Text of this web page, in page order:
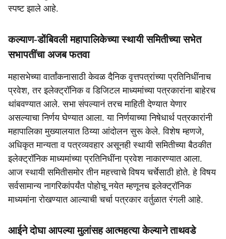
स्पष्ट झाले आहे.
कल्याण-डोंबिवली महापालिकेच्या स्थायी समितीच्या सभेत
सभापतींचा अजब फतवा
महासभेच्या वार्तांकनासाठी केवळ दैनिक वृत्तपत्रांच्या प्रतिनिधींनाच
प्रवेश, तर इलेक्ट्रॉनिक व डिजिटल माध्यमांच्या पत्रकारांना बाहेरच
थांबवण्यात आले. सभा संपल्यानं तरच माहिती देण्यात येणार
असल्याचा निर्णय घेण्यात आला. या निर्णयाच्या निषेधार्थ पत्रकारांनी
महापालिका मुख्यालयात ठिय्या आंदोलन सुरू केले. विशेष म्हणजे,
अधिकृत मान्यता व पत्रव्यवहार असूनही स्थायी समितीच्या बैठकीत
इलेक्ट्रॉनिक माध्यमांच्या प्रतिनिधींना प्रवेश नाकारण्यात आला.
आज स्थायी समितीसमोर तीन महत्त्वाचे विषय चर्चेसाठी होते. हे विषय
सर्वसामान्य नागरिकांपर्यंत पोहोचू नयेत म्हणूनच इलेक्ट्रॉनिक
माध्यमांना रोखण्यात आल्याची चर्चा पत्रकार वर्तुळात रंगली आहे.
आईने दोघा आपल्या मुलांसह आत्महत्या केल्याने ताथवडे